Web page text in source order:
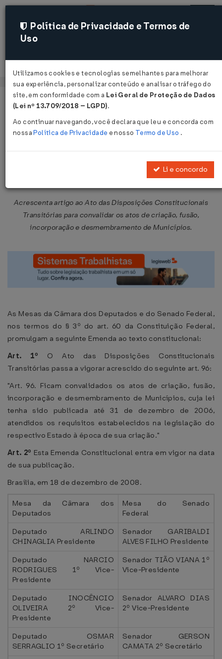
Acessar
Página Inicial Legislações
Emenda Constitucional nº 57 de
Acrescenta artigo ao Ato das Disposições Constitucionais
Transitórias para convalidar os atos de criação, fusão,
incorporação e desmembramento de Municípios.
As Mesas da Câmara dos Deputados e do Senado Federal,
nos termos do § 3º do art. 60 da Constituição Federal,
promulgam a seguinte Emenda ao texto constitucional:
Art. 1º O Ato das Disposições Constitucionais
Transitórias passa a vigorar acrescido do seguinte art. 96:
"Art. 96. Ficam convalidados os atos de criação, fusão,
incorporação e desmembramento de Municípios, cuja lei
tenha sido publicada até 31 de dezembro de 2006,
atendidos os requisitos estabelecidos na legislação do
respectivo Estado à época de sua criação."
Art. 2º Esta Emenda Constitucional entra em vigor na data
de sua publicação.
Brasília, em 18 de dezembro de 2008.
Mesa da Câmara dos
Deputados
Mesa do Senado
Federal
Deputado ARLINDO
CHINAGLIA Presidente
Senador GARIBALDI
ALVES FILHO Presidente
Deputado NARCIO
RODRIGUES 1º Vice-
Presidente
Senador TIÃO VIANA 1º
Vice-Presidente
Deputado INOCÊNCIO
OLIVEIRA 2º Vice-
Presidente
Senador ALVARO DIAS
2º Vice-Presidente
Deputado OSMAR
SERRAGLIO 1º Secretário
Senador GERSON
CAMATA 2º Secretário
Política de Privacidade e Termos de
Uso
Utilizamos cookies e tecnologias semelhantes para melhorar
sua experiência, personalizar conteúdo e analisar o tráfego do
site, em conformidade com a Lei Geral de Proteção de Dados
(Lei nº 13.709/2018 – LGPD).
Ao continuar navegando, você declara que leu e concorda com
nossaPolítica de Privacidade e nosso Termo de Uso .
Li e concordo